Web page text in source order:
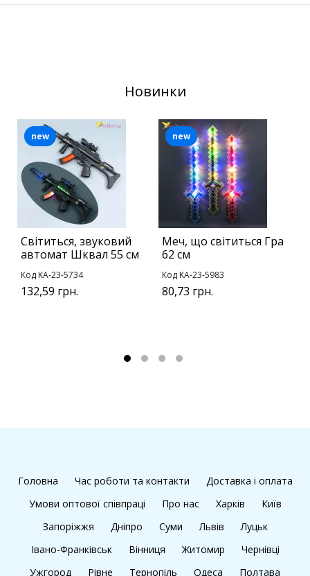
Новинки
Світиться, звуковий
автомат Шквал 55 см
Код KA-23-5734
132,59 грн.
new
Меч, що світиться Гра
62 см
Код KA-23-5983
80,73 грн.
new
Головна Час роботи та контакти
Доставка і оплата
Умови оптової співпраці
Про нас Харків
Київ
Запоріжжя
Дніпро Суми Львів
Луцьк
Івано-Франківськ
Вінниця Житомир
Чернівці
Ужгород
Рівне Тернопіль Одеса Полтава